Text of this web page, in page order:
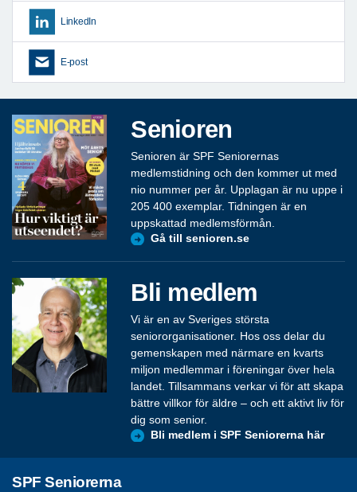
LinkedIn
E-post
Senioren
Senioren är SPF Seniorernas
medlemstidning och den kommer ut med
nio nummer per år. Upplagan är nu uppe i
205 400 exemplar. Tidningen är en
uppskattad medlemsförmån.
Gå till senioren.se
Bli medlem
Vi är en av Sveriges största
seniororganisationer. Hos oss delar du
gemenskapen med närmare en kvarts
miljon medlemmar i föreningar över hela
landet. Tillsammans verkar vi för att skapa
bättre villkor för äldre – och ett aktivt liv för
dig som senior.
Bli medlem i SPF Seniorerna här
SPF Seniorerna